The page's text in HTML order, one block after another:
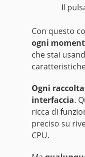
Il
Con questo
ogni
che stai
Ogni
interfaccia.
ricca di
preciso su
CPU.